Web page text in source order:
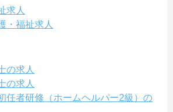
求人
・福祉求人
の求人
の求人
任者研修（ホームヘルパー2級）の